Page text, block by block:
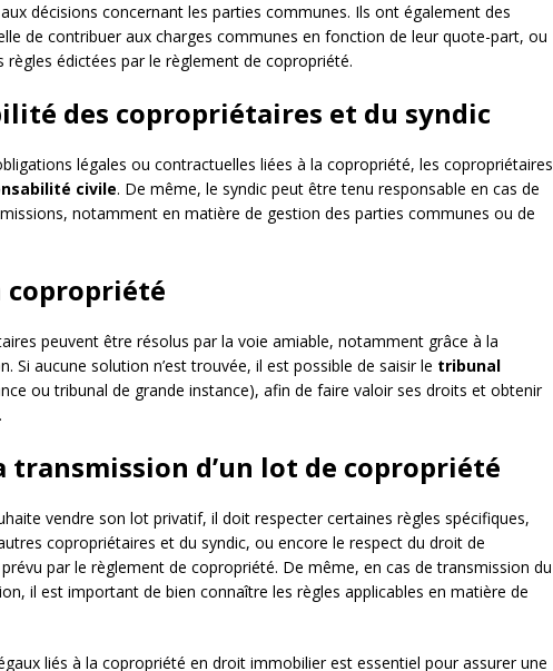
décisions concernant les parties communes. Ils ont également des
de contribuer aux charges communes en fonction de leur quote-part, ou
règles édictées par le règlement de copropriété.
des copropriétaires et du syndic
légales ou contractuelles liées à la copropriété, les copropriétaires
civile. De même, le syndic peut être tenu responsable en cas de
missions, notamment en matière de gestion des parties communes ou de
copropriété
peuvent être résolus par la voie amiable, notamment grâce à la
Si aucune solution n’est trouvée, il est possible de saisir le tribunal
ou tribunal de grande instance), afin de faire valoir ses droits et obtenir
transmission d’un lot de copropriété
vendre son lot privatif, il doit respecter certaines règles spécifiques,
copropriétaires et du syndic, ou encore le respect du droit de
par le règlement de copropriété. De même, en cas de transmission du
il est important de bien connaître les règles applicables en matière de
liés à la copropriété en droit immobilier est essentiel pour assurer une